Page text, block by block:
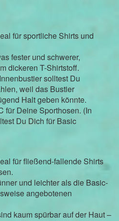
für sportliche Shirts und
fester und schwerer,
dickeren T-Shirtstoff.
solltest Du
weil das Bustier
Halt geben könnte.
für Deine Sporthosen. (In
Du Dich für Basic
für fließend-fallende Shirts
und leichter als die Basic-
angebotenen
kaum spürbar auf der Haut –